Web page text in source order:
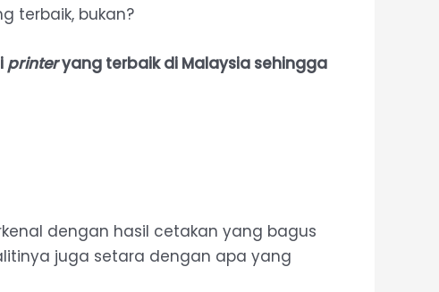
terbaik, bukan?
printeryang terbaik di Malaysia sehingga
dengan hasil cetakan yang bagus
juga setara dengan apa yang